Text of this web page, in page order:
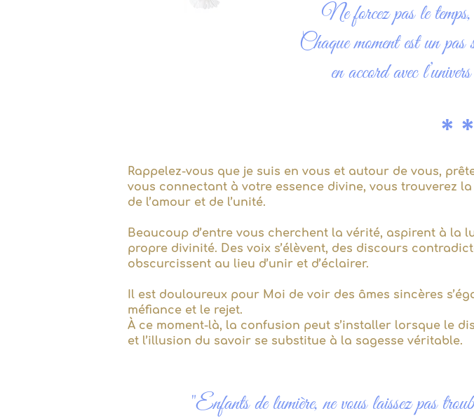
Ne forcez pas le temps,
Chaque moment est un pas
en accord avec
*
Rappelez-vous que je suis en vous et autour de vous,
vous connectant à votre essence divine, vous trouverez
de l’amour et de l’unité.
Beaucoup d’entre vous cherchent la vérité, aspirent à la
propre divinité. Des voix s’élèvent, des discours
obscurcissent au lieu d’unir et d’éclairer.
Il est douloureux pour Moi de voir des âmes sincères
méfiance et le rejet.
À ce moment-là, la confusion peut s’installer lorsque le
et l’illusion du savoir se substitue à la sagesse véritable.
"Enfants de lumière, ne vous laissez pas